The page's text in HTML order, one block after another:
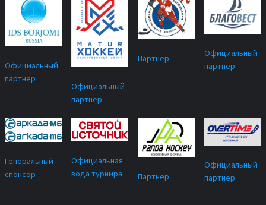
Официальный
партнер
Официальный
партнер
Партнер
Официальный
партнер
Генеральный
спонсор
Официальная
вода турнира
Партнер
Официальный
партнер